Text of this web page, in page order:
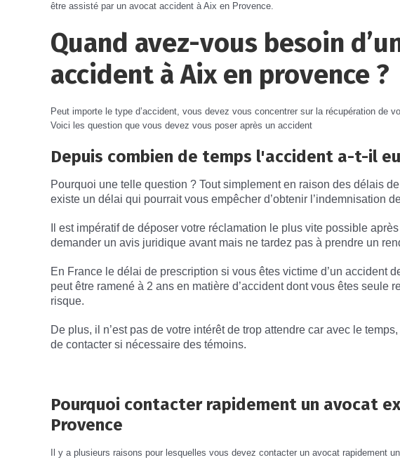
être assisté par un avocat accident à Aix en Provence.
Quand avez-vous besoin
accident à Aix en provence ?
Peut importe le type d’accident, vous devez vous concentrer sur la récupération de
Voici les question que vous devez vous poser après un accident
Depuis combien de temps l'accident a-t-il
Pourquoi une telle question ? Tout simplement en raison des délais
existe un délai qui pourrait vous empêcher d’obtenir l’indemnisation
Il est impératif de déposer votre réclamation le plus vite possible
demander un avis juridique avant mais ne tardez pas à prendre un
En France le délai de prescription si vous êtes victime d’un accident
peut être ramené à 2 ans en matière d’accident dont vous êtes seule
risque.
De plus, il n’est pas de votre intérêt de trop attendre car avec le
de contacter si nécessaire des témoins.
Pourquoi contacter rapidement un avocat
Provence
Il y a plusieurs raisons pour lesquelles vous devez contacter un avocat rapidement